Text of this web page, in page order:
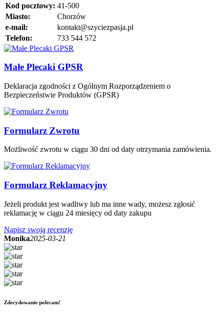
Kod pocztowy: 41-500
Miasto:
Chorzów
e-mail:
kontakt@szyciezpasja.pl
Telefon:
733 544 572
Małe Plecaki GPSR
Deklaracja zgodności z Ogólnym Rozporządzeniem o
Bezpieczeństwie Produktów (GPSR)
Formularz Zwrotu
Możliwość zwrotu w ciągu 30 dni od daty otrzymania zamówienia.
Formularz Reklamacyjny
Jeżeli produkt jest wadliwy lub ma inne wady, możesz zgłosić
reklamację w ciągu 24 miesięcy od daty zakupu
Napisz swoją recenzję
Monika2025-03-21
Zdecydowanie polecam!